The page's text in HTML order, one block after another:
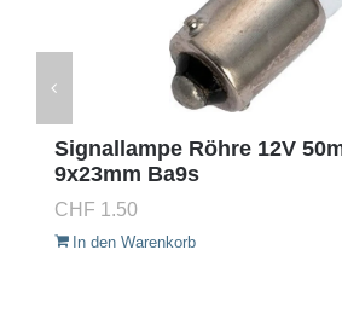
Signallampe Röhre 12V
9x23mm Ba9s
CHF 1.50
In den Warenkorb